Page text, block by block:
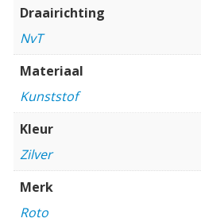
Draairichting
NvT
Materiaal
Kunststof
Kleur
Zilver
Merk
Roto